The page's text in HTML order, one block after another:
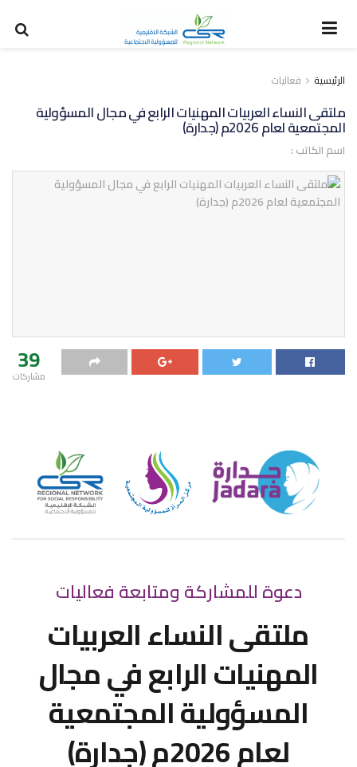
الرئيسية فعاليات
ملتقى النساء العربيات المهنيات الرابع في مجال المسؤولية
المجتمعية لعام 2026م (جدارة)
اسم الكاتب :
39
مشاركات
دعوة للمشاركة ومتابعة فعاليات
ملتقى النساء العربيات
المهنيات الرابع في مجال
المسؤولية المجتمعية
لعام 2026م (جدارة)